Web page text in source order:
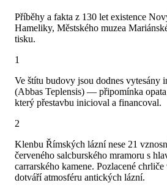
Příběhy a fakta z 130 let existence
Hameliky, Městského muzea
tisku.
1
Ve štítu budovy jsou dodnes vytesány
(Abbas Teplensis) — připomínka
který přestavbu inicioval a financoval.
2
Klenbu Římských lázní nese 21
červeného salcburského mramoru s
carrarského kamene. Pozlacené
dotváří atmosféru antických lázní.